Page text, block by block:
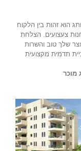
הוא זהות בין הלקוח
צעצועים. הצלחת
שלך טוב והשרות
תדמית מקצועית
מוכר